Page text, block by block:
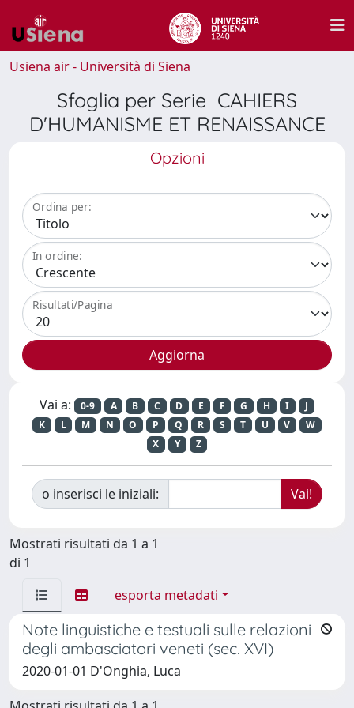
Usiena air - Università di Siena
Sfoglia per Serie CAHIERS
D'HUMANISME ET RENAISSANCE
Opzioni
Ordina per:
In ordine:
Risultati/Pagina
Vai a: 0-9 A B C D E F G H I
J
K
L M N O P Q R S T U V
W
X
Y Z
o inserisci le iniziali:
Mostrati risultati da 1 a 1
di 1
esporta metadati
Note linguistiche e testuali sulle relazioni
degli ambasciatori veneti (sec. XVI)
2020-01-01 D'Onghia, Luca